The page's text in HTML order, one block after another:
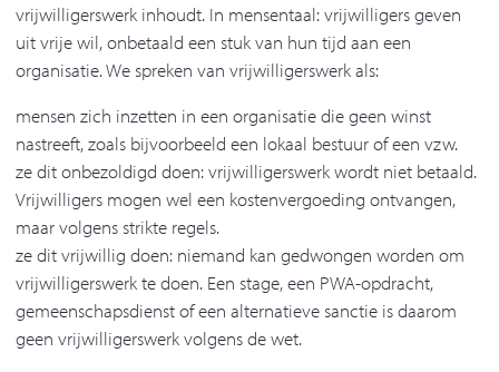
vrijwilligerswerk inhoudt. In mensentaal: vrijwilligers geven
uit vrije wil, onbetaald een stuk van hun tijd aan een
organisatie. We spreken van vrijwilligerswerk als:
mensen zich inzetten in een organisatie die geen winst
nastreeft, zoals bijvoorbeeld een lokaal bestuur of een vzw.
ze dit onbezoldigd doen: vrijwilligerswerk wordt niet betaald.
Vrijwilligers mogen wel een kostenvergoeding ontvangen,
maar volgens strikte regels.
ze dit vrijwillig doen: niemand kan gedwongen worden om
vrijwilligerswerk te doen. Een stage, een PWA-opdracht,
gemeenschapsdienst of een alternatieve sanctie is daarom
geen vrijwilligerswerk volgens de wet.